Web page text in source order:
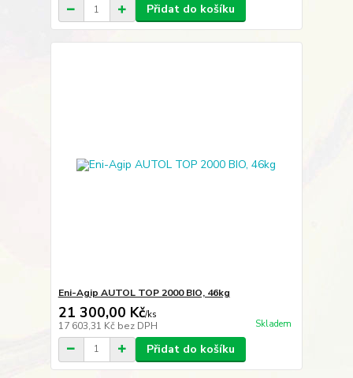
Přidat do košíku
Eni-Agip AUTOL TOP 2000 BIO, 46kg
21 300,00 Kč/ks
17 603,31 Kč bez DPH Skladem
Přidat do košíku